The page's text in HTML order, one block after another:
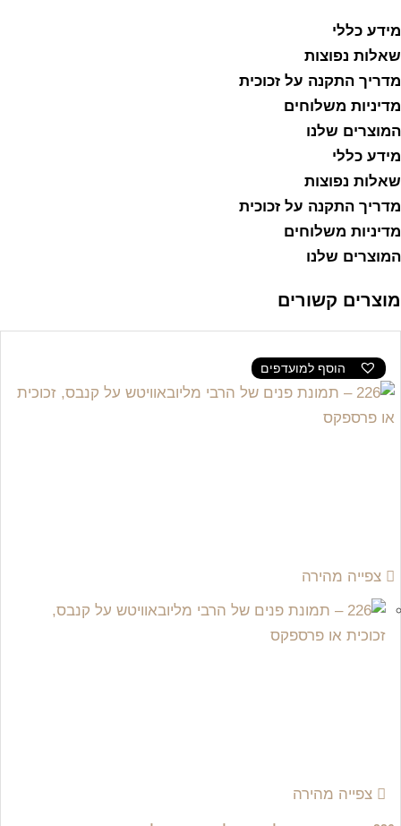
מידע כללי
שאלות נפוצות
מדריך התקנה על זכוכית
מדיניות משלוחים
המוצרים שלנו
מידע כללי
שאלות נפוצות
מדריך התקנה על זכוכית
מדיניות משלוחים
המוצרים שלנו
מוצרים קשורים
הוסף למועדפים
צפייה מהירה
צפייה מהירה